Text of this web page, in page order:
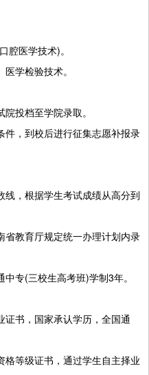
医学技术)。
学检验技术。
投档至学院录取。
，到校后进行征集志愿补报录
，根据学生考试成绩从高分到
教育厅规定统一办理计划内录
专(三校生高考班)学制3年。
书，国家承认学历，全国通
等级证书，通过学生自主择业